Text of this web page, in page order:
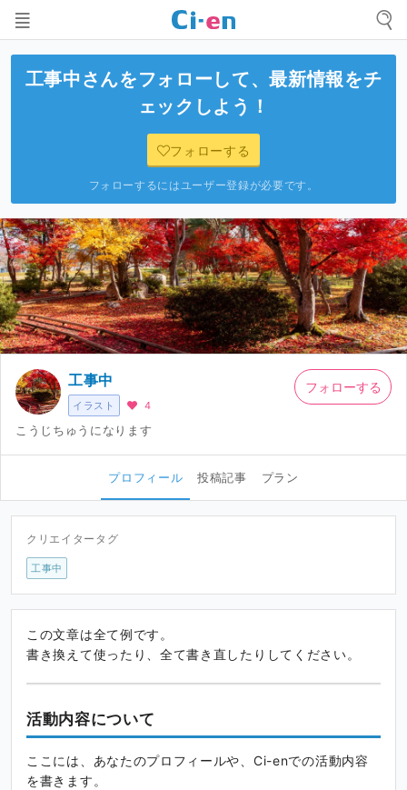
工事中さんをフォローして、最新情報をチ
ェックしよう！
フォローする
フォローするにはユーザー登録が必要です。
イラスト
工事中
4
こうじちゅうになります
フォローする
プロフィール 投稿記事 プラン
クリエイタータグ
工事中
この文章は全て例です。
書き換えて使ったり、全て書き直したりしてください。
活動内容について
ここには、あなたのプロフィールや、Ci-enでの活動内容
を書きます。